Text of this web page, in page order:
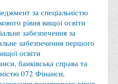
управління
цифрових технологій
за спеціальністю
рівня вищої освіти
забезпечення за
забезпечення першого
освіти
банківська справа та
072 Фінанси,